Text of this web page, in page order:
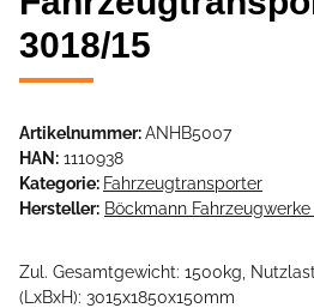
3018/15
Artikelnummer:ANHB5007
HAN: 1110938
Kategorie: Fahrzeugtransporter
Hersteller: Böckmann
Zul. Gesamtgewicht: 1500kg,
(LxBxH): 3015x1850x150mm